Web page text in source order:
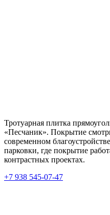
Тротуарная плитка
«Песчаник». Покрытие
современном
парковки, где покрытие
контрастных проектах.
+7 938 545-07-47